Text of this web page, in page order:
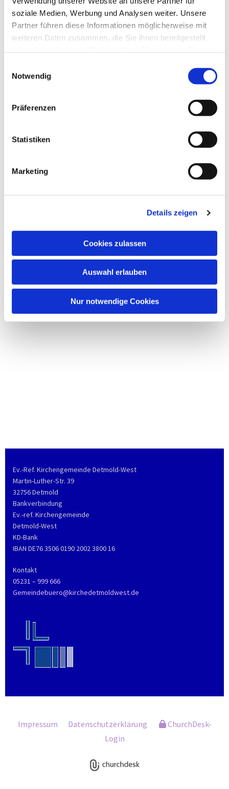
soziale Medien, Werbung und Analysen weiter. Unsere
Partner führen diese Informationen möglicherweise mit
weiteren Daten zusammen, die Sie ihnen bereitgestellt
Notwendig
Präferenzen
Statistiken
Marketing
Details zeigen
Cookies zulassen
Auswahl erlauben
Nur notwendige Cookies
Ev.-Ref. Kirchengemeinde Detmold-West
Martin-Luther-Str. 39
32756 Detmold
Bankverbindung
Ev.-ref. Kirchengemeinde
Detmold-West
KD-Bank
IBAN DE76 3506 0190 2002 3800 16
Kontakt
05231 – 999 666
Gemeindebuero@kirchedetmoldwest.de
Impressum Datenschutzerklärung
ChurchDesk-
Login